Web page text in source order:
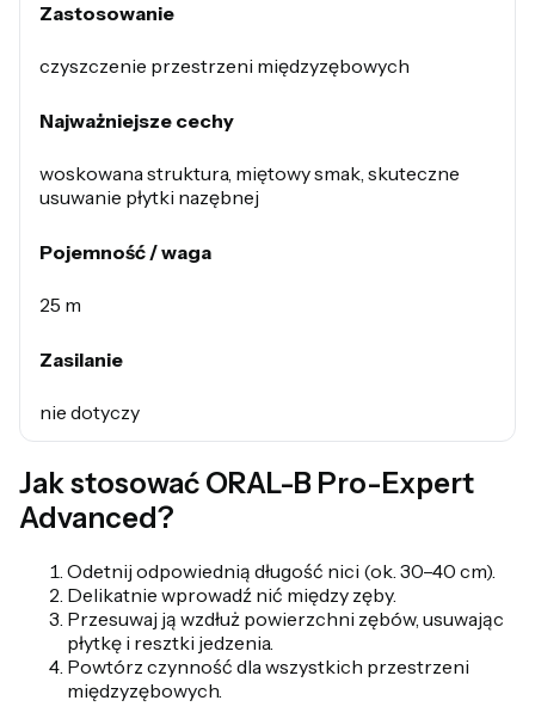
Zastosowanie
czyszczenie przestrzeni międzyzębowych
Najważniejsze cechy
woskowana struktura, miętowy smak, skuteczne
usuwanie płytki nazębnej
Pojemność / waga
25 m
Zasilanie
nie dotyczy
Jak stosować ORAL-B Pro-Expert
Advanced?
Odetnij odpowiednią długość nici (ok. 30–40 cm).
Delikatnie wprowadź nić między zęby.
Przesuwaj ją wzdłuż powierzchni zębów, usuwając
płytkę i resztki jedzenia.
Powtórz czynność dla wszystkich przestrzeni
międzyzębowych.